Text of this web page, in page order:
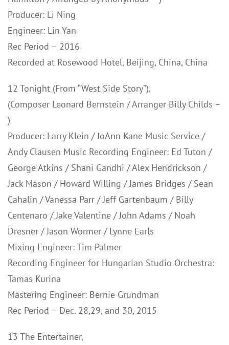
Producer: Li Ning
Engineer: Lin Yan
Rec Period – 2016
Recorded at Rosewood Hotel, Beijing, China, China
12 Tonight (From “West Side Story”),
(Composer Leonard Bernstein / Arranger Billy Childs –
)
Producer: Larry Klein / JoAnn Kane Music Service /
Andy Clausen Music Recording Engineer: Ed Tuton /
George Atkins / Shani Gandhi / Alex Hendrickson /
Jack Mason / Howard Willing / James Bridges / Sean
Cahalin / Vanessa Parr / Jeff Gartenbaum / Billy
Centenaro / Jake Valentine / John Adams / Noah
Dresner / Jason Wormer / Lynne Earls
Mixing Engineer: Tim Palmer
Recording Engineer for Hungarian Studio Orchestra:
Tamas Kurina
Mastering Engineer: Bernie Grundman
Rec Period – Dec. 28,29, and 30, 2015
13 The Entertainer,